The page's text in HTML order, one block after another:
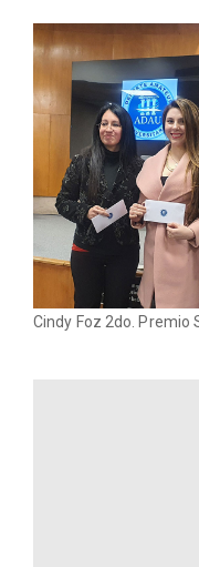
Cindy Foz 2do. Premio